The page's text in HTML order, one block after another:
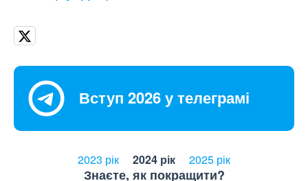
Вступ 2026 у телеграмі
2023 рік 2024 рік 2025 рік
Знаєте, як покращити?